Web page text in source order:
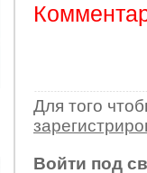
Для того
Войти под